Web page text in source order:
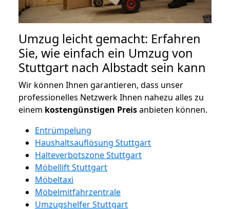
Umzug leicht gemacht: Erfahren
Sie, wie einfach ein Umzug von
Stuttgart nach Albstadt sein kann
Wir können Ihnen garantieren, dass unser
professionelles Netzwerk Ihnen nahezu alles zu
einem kostengünstigen Preisanbieten können.
Entrümpelung
Haushaltsauflösung Stuttgart
Halteverbotszone Stuttgart
Möbellift Stuttgart
Möbeltaxi
Möbelmitfahrzentrale
Umzugshelfer Stuttgart